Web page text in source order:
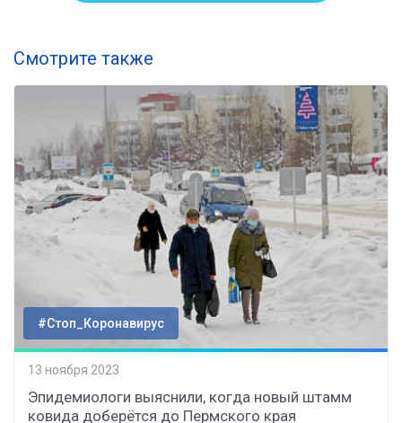
Смотрите также
#Стоп_Коронавирус
13 ноября 2023
Эпидемиологи выяснили, когда новый штамм
ковида доберётся до Пермского края